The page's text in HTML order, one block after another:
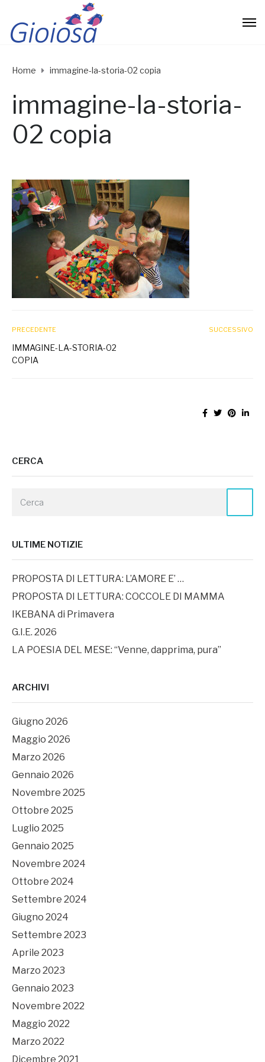
Home immagine-la-storia-02 copia
immagine-la-storia-
02 copia
PRECEDENTE
IMMAGINE-LA-STORIA-02
COPIA
SUCCESSIVO
CERCA
ULTIME NOTIZIE
PROPOSTA DI LETTURA: L’AMORE E’ …
PROPOSTA DI LETTURA: COCCOLE DI MAMMA
IKEBANA di Primavera
G.I.E. 2026
LA POESIA DEL MESE: “Venne, dapprima, pura”
ARCHIVI
Giugno 2026
Maggio 2026
Marzo 2026
Gennaio 2026
Novembre 2025
Ottobre 2025
Luglio 2025
Gennaio 2025
Novembre 2024
Ottobre 2024
Settembre 2024
Giugno 2024
Settembre 2023
Aprile 2023
Marzo 2023
Gennaio 2023
Novembre 2022
Maggio 2022
Marzo 2022
Dicembre 2021